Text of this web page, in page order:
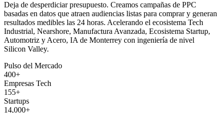
Deja de desperdiciar presupuesto. Creamos campañas de PPC
basadas en datos que atraen audiencias listas para comprar y generan
resultados medibles las 24 horas. Acelerando el ecosistema Tech
Industrial, Nearshore, Manufactura Avanzada, Ecosistema Startup,
Automotriz y Acero, IA de Monterrey con ingeniería de nivel
Silicon Valley.
Pulso del Mercado
400+
Empresas Tech
155+
Startups
14,000+